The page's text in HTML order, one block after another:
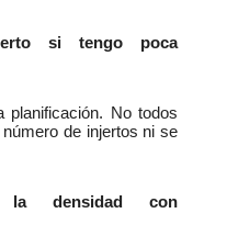
si tengo poca
planificación. No todos
de injertos ni se
la densidad con